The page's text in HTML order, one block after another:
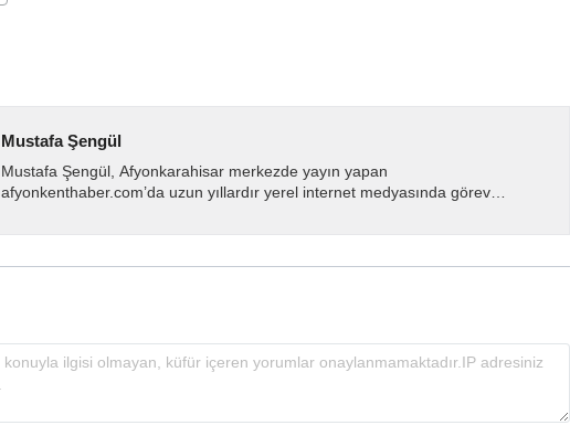
Mustafa Şengül
Mustafa Şengül, Afyonkarahisar merkezde yayın yapan
afyonkenthaber.com’da uzun yıllardır yerel internet medyasında görev